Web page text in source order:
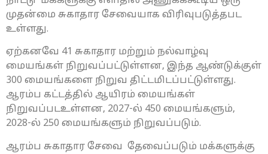
முதன்மை சுகாதார சேவையாக விரிவுபடுத்தபட
உள்ளது.
ஏற்கனவே 41 சுகாதார மற்றும் நல்வாழ்வு
மையங்கள் நிறுவப்பட்டுள்ளன, இந்த ஆண்டுக்குள்
300 மையங்களை நிறுவ திட்டமிடப்பட்டுள்ளது.
ஆரம்ப கட்டத்தில் ஆயிரம் மையங்கள்
நிறுவப்படஉள்ளன, 2027-ல் 450 மையங்களும்,
2028-ல் 250 மையங்களும் நிறுவப்படும்.
ஆரம்ப சுகாதார சேவை தேவைப்படும் மக்களுக்கு